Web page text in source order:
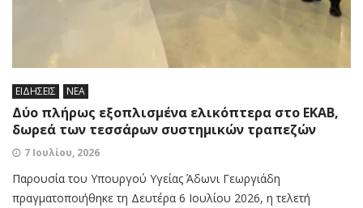
ΕΙΔΗΣΕΙΣ ΝΕΑ
Δύο πλήρως εξοπλισμένα ελικόπτερα στο ΕΚΑΒ,
δωρεά των τεσσάρων συστημικών τραπεζών
7 Ιουλίου, 2026
Παρουσία του Υπουργού Υγείας Άδωνι Γεωργιάδη
πραγματοποιήθηκε τη Δευτέρα 6 Ιουλίου 2026, η τελετή